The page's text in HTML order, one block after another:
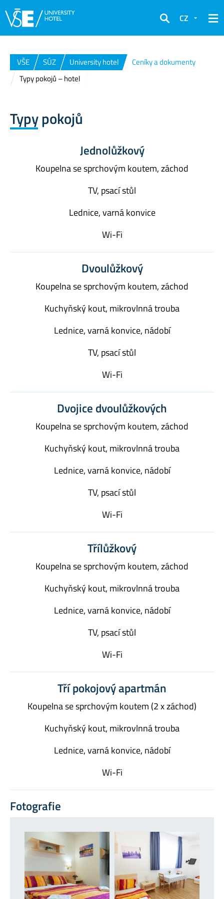
Hledat
CZ
VŠE SÚZ University hotel
Ceníky a dokumenty
Typy pokojů – hotel
Typy pokojů
Jednolůžkový
Koupelna se sprchovým koutem, záchod
TV, psací stůl
Lednice, varná konvice
Wi-Fi
Dvoulůžkový
Koupelna se sprchovým koutem, záchod
Kuchyňský kout, mikrovlnná trouba
Lednice, varná konvice, nádobí
TV, psací stůl
Wi-Fi
Dvojice dvoulůžkových
Koupelna se sprchovým koutem, záchod
Kuchyňský kout, mikrovlnná trouba
Lednice, varná konvice, nádobí
TV, psací stůl
Wi-Fi
Třílůžkový
Koupelna se sprchovým koutem, záchod
Kuchyňský kout, mikrovlnná trouba
Lednice, varná konvice, nádobí
TV, psací stůl
Wi-Fi
Tří pokojový apartmán
Koupelna se sprchovým koutem (2 x záchod)
Kuchyňský kout, mikrovlnná trouba
Lednice, varná konvice, nádobí
Wi-Fi
Fotografie